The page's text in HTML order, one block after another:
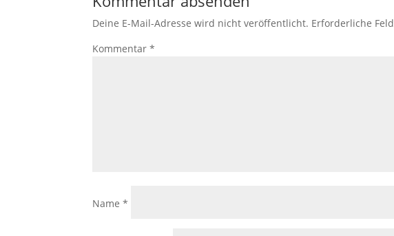
Deine E-Mail-Adresse wird nicht veröffentlicht. Erforderliche
Kommentar*
Name*